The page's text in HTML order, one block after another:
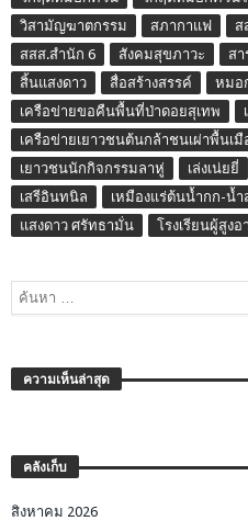
วิสามัญฆาตกรรม
สภากาแฟ ส
สสส.สำนัก 6
สังคมสุขภาวะ
ส
สิ้นแสงดาว
สื่อสร้างสรรค์ หมอ
เครือข่ายขอคืนพื้นที่ป่าดอยสุเทพ
เครือข่ายเยาวชนต้นกล้าชนเผ่าพื้นเมื
เยาวชนนักกิจกรรมลาหู่
เล่งเน่ยยี่
เสรีอินทนิล
เหมืองแร่ต้นน้ำกก-น้ำ
แสงดาว ศรัทธามั่น
โรงเรียนผู้สูงอ
ความเห็นล่าสุด
คลังเก็บ
สิงหาคม 2026